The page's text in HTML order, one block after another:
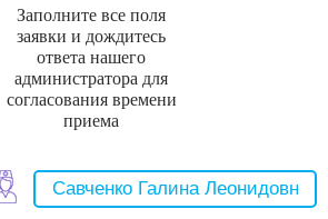
Заполните все поля
заявки и дождитесь
ответа нашего
администратора для
согласования времени
приема